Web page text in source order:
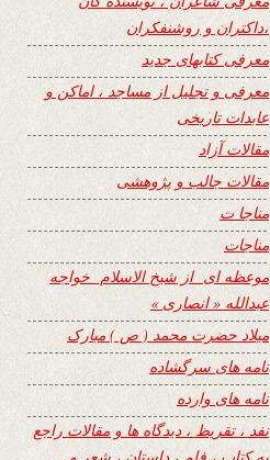
،داکتران و روشنفکران
معرفی کتابهای جدید
معرفی و تجلیل از مساجد ، اماکن و
عابدات تاریخی
مقالات آزاد
مقالات جالب و پژوهشی
مناجا ت
مناجات
موعظه ای از شیخ الاسلام خواجه
عبدالله « انصاری »
میلاد حضرت محمد ( ص ) مبارک
نامه های سرگشاده
نامه های وارده
نفد ، تقریظ ، دیدگاه ها و مقالات راجع